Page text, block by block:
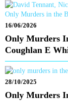
16/06/2026
Only Murders
Coughlan E
28/10/2025
Only Murders